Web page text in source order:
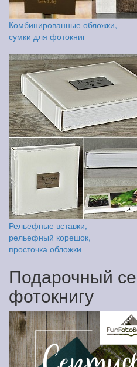
Комбинированные обложки,
сумки для фотокниг
Рельефные вставки,
рельефный корешок,
просточка обложки
Подарочный
фотокнигу